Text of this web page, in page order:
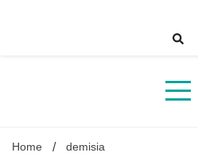
Home demisia